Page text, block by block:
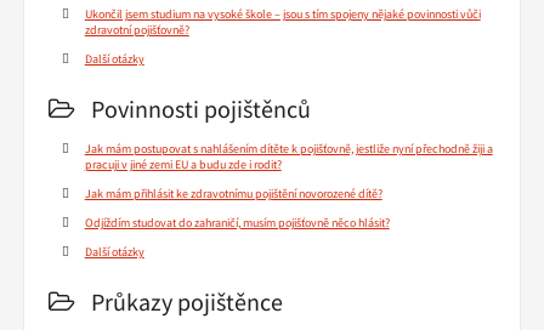
Ukončil jsem studium na vysoké škole – jsou s tím spojeny nějaké povinnosti vůči
zdravotní pojišťovně?
Další otázky
Povinnosti pojištěnců
Jak mám postupovat s nahlášením dítěte k pojišťovně, jestliže nyní přechodně žiji a
pracuji v jiné zemi EU a budu zde i rodit?
Jak mám přihlásit ke zdravotnímu pojištění novorozené dítě?
Odjíždím studovat do zahraničí, musím pojišťovně něco hlásit?
Další otázky
Průkazy pojištěnce